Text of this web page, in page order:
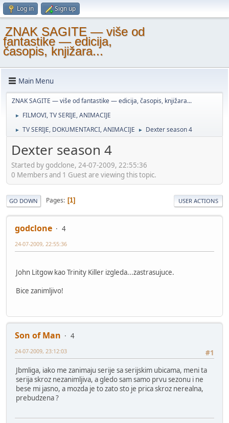
Log in Sign up
ZNAK SAGITE — više od
fantastike — edicija,
časopis, knjižara...
Main Menu
ZNAK SAGITE — više od fantastike — edicija, časopis, knjižara...
► FILMOVI, TV SERIJE, ANIMACIJE
► TV SERIJE, DOKUMENTARCI, ANIMACIJE ► Dexter season 4
Dexter season 4
Started by godclone, 24-07-2009, 22:55:36
0 Members and 1 Guest are viewing this topic.
GO DOWN Pages 1 USER ACTIONS
godclone 4
24-07-2009, 22:55:36
John Litgow kao Trinity Killer izgleda...zastrasujuce.
Bice zanimljivo!
Son of Man
4
#1
24-07-2009, 23:12:03
Jbmliga, iako me zanimaju serije sa serijskim ubicama, meni ta
serija skroz nezanimljiva, a gledo sam samo prvu sezonu i ne
bese mi jasno, a mozda je to zato sto je prica skroz nerealna,
prebudzena ?